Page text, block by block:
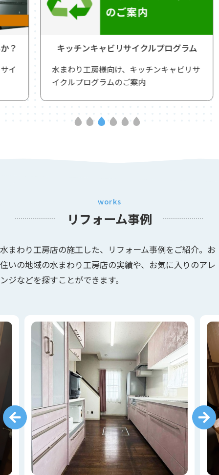
キッチンキャビリサイクルプログラム
水まわり工房様向け、キッチンキャビリサ
イクルプログラムのご案内
works
リフォーム事例
水まわり工房店の施工した、リフォーム事例をご紹介。お
住いの地域の水まわり工房店の実績や、お気に入りのアレ
ンジなどを探すことができます。